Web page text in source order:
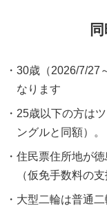
30歳（2026/7/27
なります
25歳以下の方は
ングルと同額）。
住民票住所地が
（仮免手数料の
大型二輪は普通